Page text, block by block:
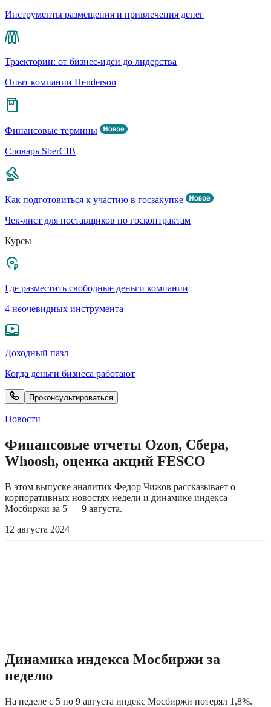
Инструменты размещения и привлечения денег
Траектории: от бизнес-идеи до лидерства
Опыт компании Henderson
Финансовые термины
Словарь SberCIB
Как подготовиться к участию в госзакупке
Чек-лист для поставщиков по госконтрактам
Курсы
Где разместить свободные деньги компании
4 неочевидных инструмента
Доходный пазл
Когда деньги бизнеса работают
Проконсультироваться
Новости
Финансовые отчеты Ozon, Сбера,
Whoosh, оценка акций FESCO
В этом выпуске аналитик Федор Чижов рассказывает о
корпоративных новостях недели и динамике индекса
Мосбиржи за 5 — 9 августа.
12 августа 2024
Динамика индекса Мосбиржи за
неделю
На неделе с 5 по 9 августа индекс Мосбиржи потерял 1,8%.